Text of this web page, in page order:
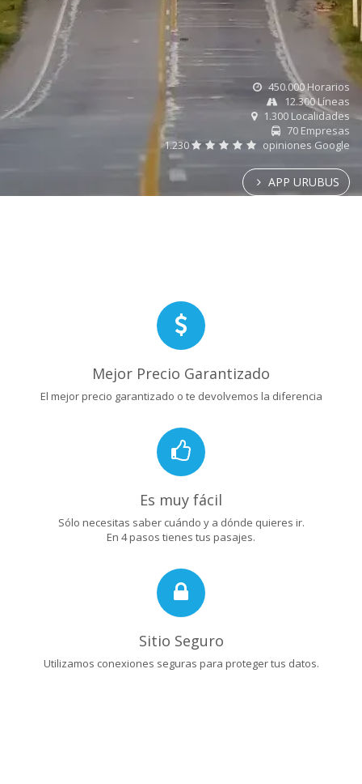
450.000 Horarios
12.300 Líneas
1.300 Localidades
70 Empresas
1.230
opiniones Google
APP URUBUS
Mejor Precio Garantizado
El mejor precio garantizado o te devolvemos la diferencia
Es muy fácil
Sólo necesitas saber cuándo y a dónde quieres ir.
En 4 pasos tienes tus pasajes.
Sitio Seguro
Utilizamos conexiones seguras para proteger tus datos.